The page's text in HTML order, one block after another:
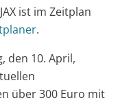
ist im Zeitplan
.
den 10. April,
über 300 Euro mit